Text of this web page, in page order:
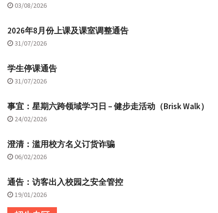
03/08/2026
2026年8月份上课及课室调整通告
31/07/2026
学生停课通告
31/07/2026
事宜：星期六跨领域学习日 – 健步走活动（Brisk Walk）
24/02/2026
澄清：滥用校方名义订货诈骗
06/02/2026
通告：访客出入校园之安全管控
19/01/2026